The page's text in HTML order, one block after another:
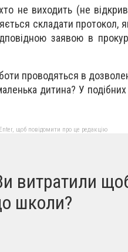
не виходить (не
складати протокол,
заявою в
проводяться в
дитина? У подібних
щоб повідомити про це редакцію
витратили
школи?